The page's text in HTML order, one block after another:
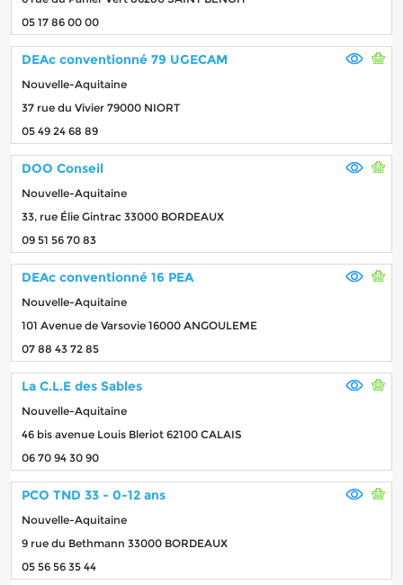
05 17 86 00 00
DEAc conventionné 79 UGECAM
Nouvelle-Aquitaine
37 rue du Vivier 79000 NIORT
05 49 24 68 89
DOO Conseil
Nouvelle-Aquitaine
33, rue Élie Gintrac 33000 BORDEAUX
09 51 56 70 83
DEAc conventionné 16 PEA
Nouvelle-Aquitaine
101 Avenue de Varsovie 16000 ANGOULEME
07 88 43 72 85
La C.L.E des Sables
Nouvelle-Aquitaine
46 bis avenue Louis Bleriot 62100 CALAIS
06 70 94 30 90
PCO TND 33 - 0-12 ans
Nouvelle-Aquitaine
9 rue du Bethmann 33000 BORDEAUX
05 56 56 35 44